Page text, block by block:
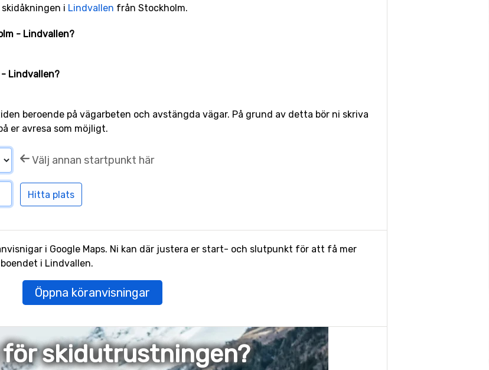
i Lindvallen från Stockholm.
- Lindvallen?
Lindvallen?
beroende på vägarbeten och avstängda vägar. På grund av detta bör ni skriva
er avresa som möjligt.
Välj annan startpunkt här
i Google Maps. Ni kan där justera er start- och slutpunkt för att få mer
i Lindvallen.
Öppna köranvisningar
skidutrustningen?